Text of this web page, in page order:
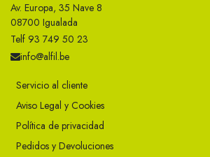
Av. Europa, 35 Nave 8
08700 Igualada
Telf 93 749 50 23
info@alfil.be
Servicio al cliente
Aviso Legal y Cookies
Política de privacidad
Pedidos y Devoluciones